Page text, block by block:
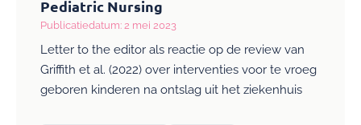
Pediatric Nursing
Publicatiedatum: 2 mei 2023
Letter to the editor als reactie op de review van
Griffith et al. (2022) over interventies voor te vroeg
geboren kinderen na ontslag uit het ziekenhuis